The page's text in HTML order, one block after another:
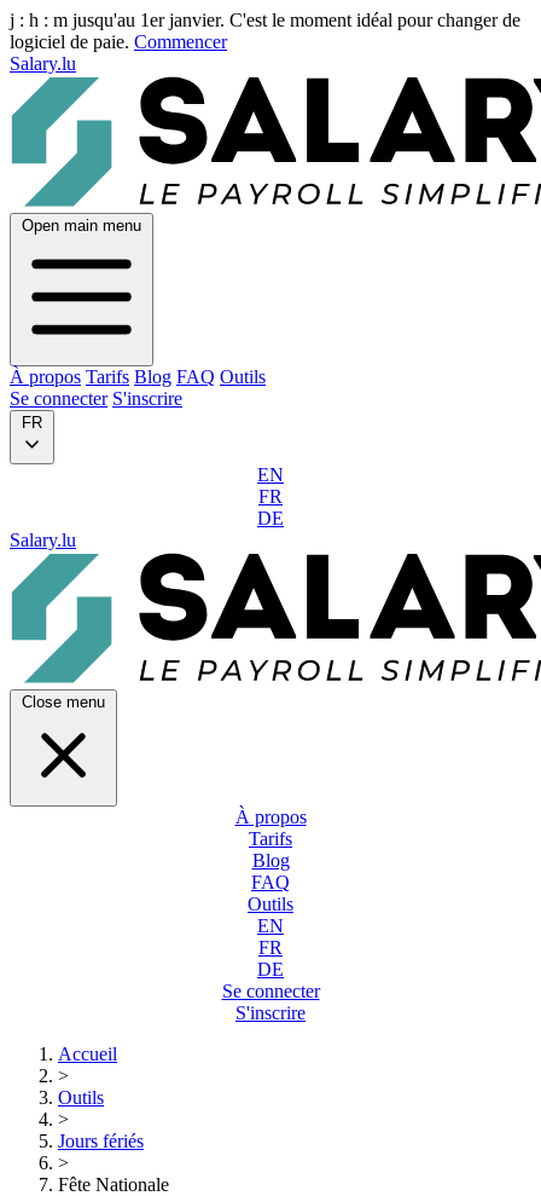
j : h : m jusqu'au 1er janvier. C'est le moment idéal pour changer de
logiciel de paie. Commencer
Salary.lu
Open main menu
À propos Tarifs Blog FAQ Outils
Se connecter S'inscrire
FR
EN
FR
DE
Salary.lu
Close menu
À propos
Tarifs
Blog
FAQ
Outils
EN
FR
DE
Se connecter
S'inscrire
Accueil
>
Outils
>
Jours fériés
>
Fête Nationale